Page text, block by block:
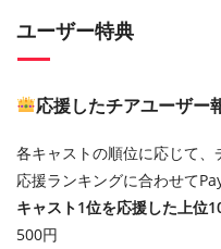
ユーザー特典
応援したチアユーザー
各キャストの順位に応じて
応援ランキングに合わせて
キャスト1位を応援した上位
500円